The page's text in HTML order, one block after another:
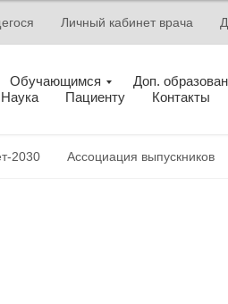
Личный кабинет врача
Обучающимся
Доп.
Наука Пациенту Контакты
2030 Ассоциация выпускников